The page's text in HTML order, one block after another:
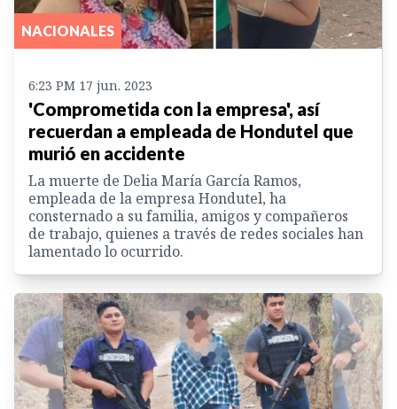
NACIONALES
6:23 PM 17 jun. 2023
'Comprometida con la empresa', así
recuerdan a empleada de Hondutel que
murió en accidente
La muerte de Delia María García Ramos,
empleada de la empresa Hondutel, ha
consternado a su familia, amigos y compañeros
de trabajo, quienes a través de redes sociales han
lamentado lo ocurrido.